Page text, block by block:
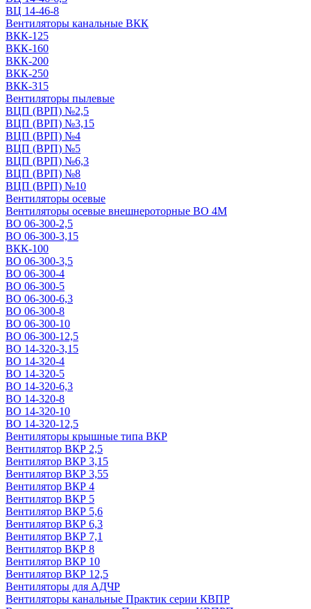
ВЦ 14-46-8
Вентиляторы канальные ВКК
ВКК-125
ВКК-160
ВКК-200
ВКК-250
ВКК-315
Вентиляторы пылевые
ВЦП (ВРП) №2,5
ВЦП (ВРП) №3,15
ВЦП (ВРП) №4
ВЦП (ВРП) №5
ВЦП (ВРП) №6,3
ВЦП (ВРП) №8
ВЦП (ВРП) №10
Вентиляторы осевые
Вентиляторы осевые внешнероторные ВО 4М
ВО 06-300-2,5
ВО 06-300-3,15
ВКК-100
ВО 06-300-3,5
ВО 06-300-4
ВО 06-300-5
ВО 06-300-6,3
ВО 06-300-8
ВО 06-300-10
ВО 06-300-12,5
ВО 14-320-3,15
ВО 14-320-4
ВО 14-320-5
ВО 14-320-6,3
ВО 14-320-8
ВО 14-320-10
ВО 14-320-12,5
Вентиляторы крышные типа ВКР
Вентилятор ВКР 2,5
Вентилятор ВКР 3,15
Вентилятор ВКР 3,55
Вентилятор ВКР 4
Вентилятор ВКР 5
Вентилятор ВКР 5,6
Вентилятор ВКР 6,3
Вентилятор ВКР 7,1
Вентилятор ВКР 8
Вентилятор ВКР 10
Вентилятор ВКР 12,5
Вентиляторы для АДЧР
Вентиляторы канальные Практик серии КВПР